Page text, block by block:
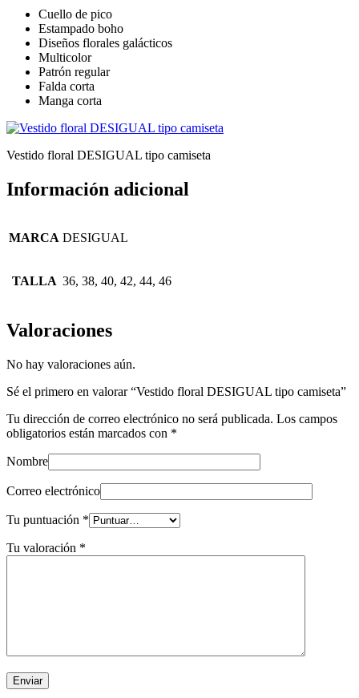
Cuello de pico
Estampado boho
Diseños florales galácticos
Multicolor
Patrón regular
Falda corta
Manga corta
Vestido floral DESIGUAL tipo camiseta
Información adicional
MARCA DESIGUAL
TALLA 36, 38, 40, 42, 44, 46
Valoraciones
No hay valoraciones aún.
Sé el primero en valorar “Vestido floral DESIGUAL tipo camiseta”
Tu dirección de correo electrónico no será publicada. Los campos
obligatorios están marcados con *
Nombre
Correo electrónico
Tu puntuación *
Tu valoración *